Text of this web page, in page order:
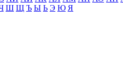
Ш Щ Ъ Ы Ь Э Ю Я